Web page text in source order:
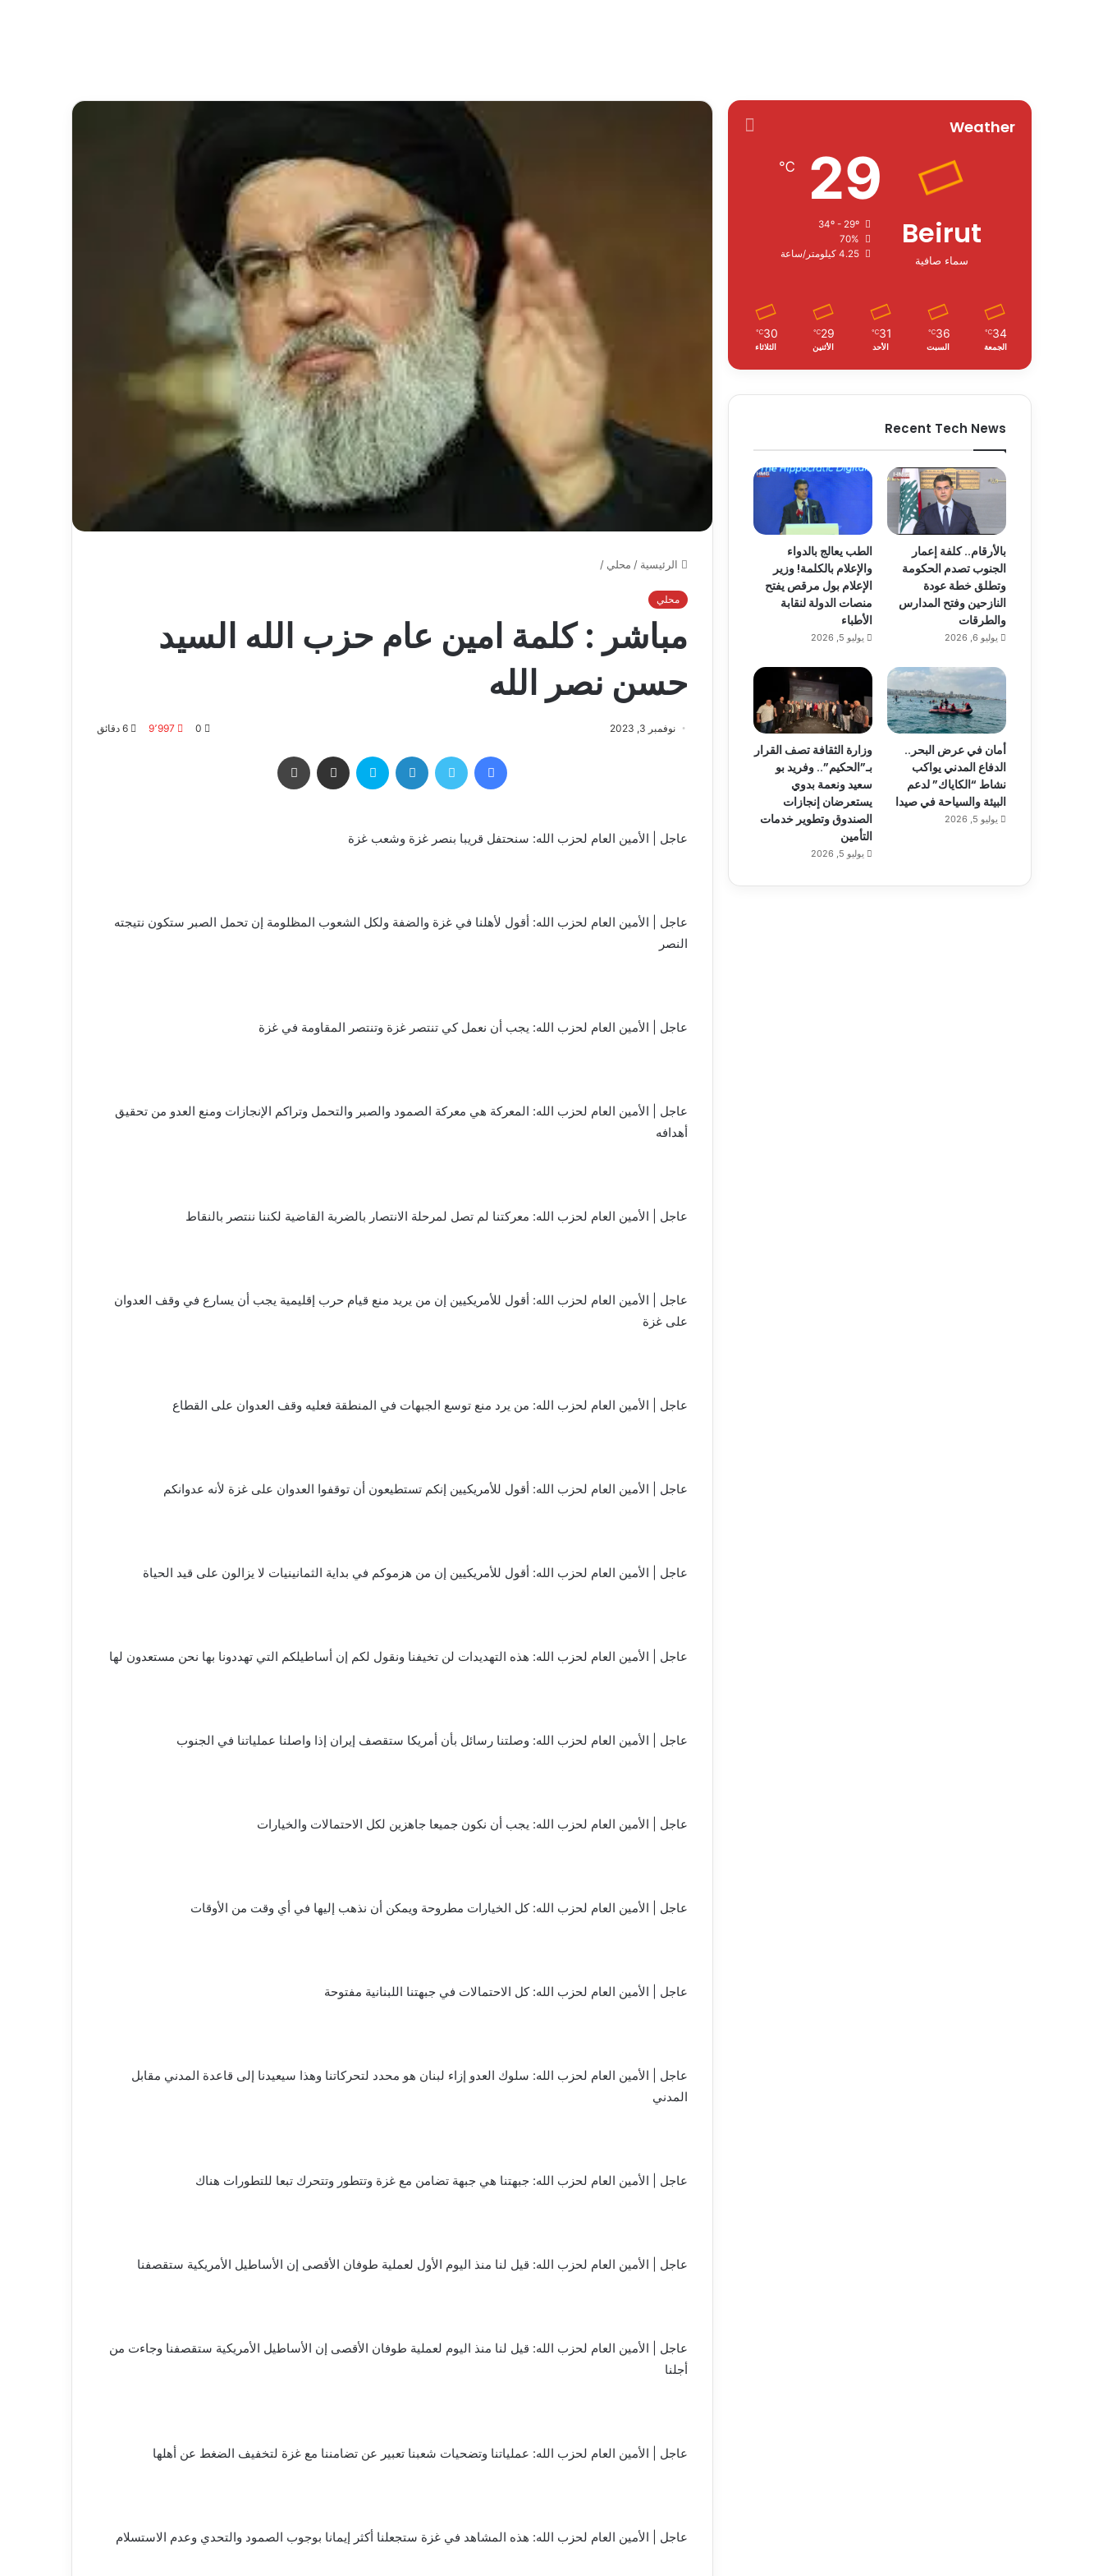
الرئيسية / محلي /
محلي
مباشر : كلمة امين عام حزب الله السيد
حسن نصر الله
نوفمبر 3, 2023 0 9٬997
عاجل | الأمين العام لحزب الله: سنحتفل قريبا بنصر غزة وشعب غزة
عاجل | الأمين العام لحزب الله: أقول لأهلنا في غزة والضفة ولكل الشعوب المظلومة إن تحمل الصبر ستكون نتيجته
النصر
عاجل | الأمين العام لحزب الله: يجب أن نعمل كي تنتصر غزة وتنتصر المقاومة في غزة
عاجل | الأمين العام لحزب الله: المعركة هي معركة الصمود والصبر والتحمل وتراكم الإنجازات ومنع العدو من تحقيق
أهدافه
عاجل | الأمين العام لحزب الله: معركتنا لم تصل لمرحلة الانتصار بالضربة القاضية لكننا ننتصر بالنقاط
عاجل | الأمين العام لحزب الله: أقول للأمريكيين إن من يريد منع قيام حرب إقليمية يجب أن يسارع في وقف العدوان
على غزة
عاجل | الأمين العام لحزب الله: من يرد منع توسع الجبهات في المنطقة فعليه وقف العدوان على القطاع
عاجل | الأمين العام لحزب الله: أقول للأمريكيين إنكم تستطيعون أن توقفوا العدوان على غزة لأنه عدوانكم
عاجل | الأمين العام لحزب الله: أقول للأمريكيين إن من هزموكم في بداية الثمانينيات لا يزالون على قيد الحياة
عاجل | الأمين العام لحزب الله: هذه التهديدات لن تخيفنا ونقول لكم إن أساطيلكم التي تهددونا بها نحن مستعدون لها
عاجل | الأمين العام لحزب الله: وصلتنا رسائل بأن أمريكا ستقصف إيران إذا واصلنا عملياتنا في الجنوب
عاجل | الأمين العام لحزب الله: يجب أن نكون جميعا جاهزين لكل الاحتمالات والخيارات
عاجل | الأمين العام لحزب الله: كل الخيارات مطروحة ويمكن أن نذهب إليها في أي وقت من الأوقات
عاجل | الأمين العام لحزب الله: كل الاحتمالات في جبهتنا اللبنانية مفتوحة
عاجل | الأمين العام لحزب الله: سلوك العدو إزاء لبنان هو محدد لتحركاتنا وهذا سيعيدنا إلى قاعدة المدني مقابل
المدني
عاجل | الأمين العام لحزب الله: جبهتنا هي جبهة تضامن مع غزة وتتطور وتتحرك تبعا للتطورات هناك
عاجل | الأمين العام لحزب الله: قيل لنا منذ اليوم الأول لعملية طوفان الأقصى إن الأساطيل الأمريكية ستقصفنا
عاجل | الأمين العام لحزب الله: قيل لنا منذ اليوم لعملية طوفان الأقصى إن الأساطيل الأمريكية ستقصفنا وجاءت من
أجلنا
عاجل | الأمين العام لحزب الله: عملياتنا وتضحيات شعبنا تعبير عن تضامننا مع غزة لتخفيف الضغط عن أهلها
عاجل | الأمين العام لحزب الله: هذه المشاهد في غزة ستجعلنا أكثر إيمانا بوجوب الصمود والتحدي وعدم الاستسلام
Weather
Beirut
سماء صافية
29
℃
34º - 29º
70%
4.25 كيلومتر/ساعة
34
℃
الجمعة
36
℃
السبت
31
℃
الأحد
29
℃
الأثنين
30
℃
الثلاثاء
Recent Tech News
بالأرقام.. كلفة إعمار
الجنوب تصدم الحكومة
وتطلق خطة عودة
النازحين وفتح المدارس
والطرقات
يوليو 6, 2026
الطب يعالج بالدواء
والإعلام بالكلمة! وزير
الإعلام بول مرقص يفتح
منصات الدولة لنقابة
الأطباء
يوليو 5, 2026
أمان في عرض البحر..
الدفاع المدني يواكب
نشاط “الكاياك” لدعم
البيئة والسياحة في صيدا
يوليو 5, 2026
وزارة الثقافة تصف القرار
بـ”الحكيم”.. وفريد بو
سعيد ونعمة بدوي
يستعرضان إنجازات
الصندوق وتطوير خدمات
التأمين
يوليو 5, 2026